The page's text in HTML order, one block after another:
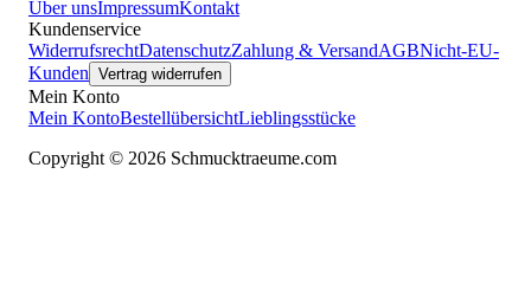
Über unsImpressumKontakt
Kundenservice
WiderrufsrechtDatenschutzZahlung & VersandAGBNicht-EU-
Kunden Vertrag widerrufen
Mein Konto
Mein KontoBestellübersichtLieblingsstücke
Copyright © 2026 Schmucktraeume.com